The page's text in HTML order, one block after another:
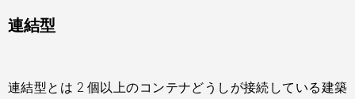
連結型
連結型とは 2 個以上のコンテナどうしが接続している建築